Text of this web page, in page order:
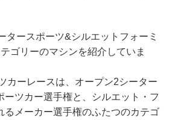
タースポーツ&シルエットフォーミ
ゴリーのマシンを紹介していま
カーレースは、オープン2シーター
ーツカー選手権と、シルエット・フ
るメーカー選手権のふたつのカテゴ